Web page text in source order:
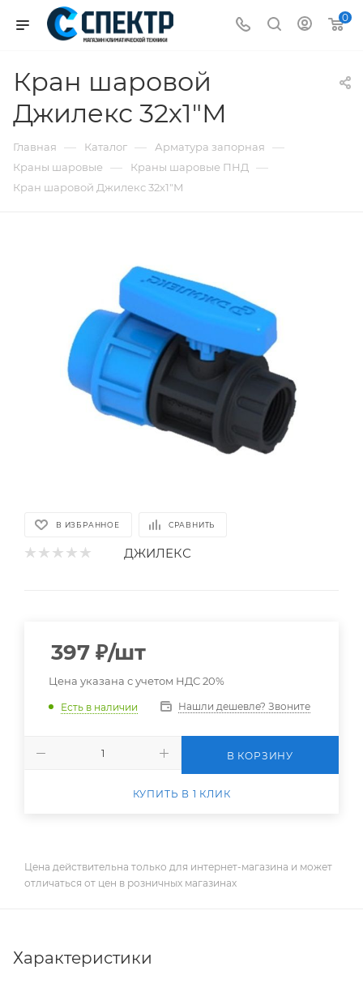
0
Кран шаровой
Джилекс 32х1"М
Главная — Каталог — Арматура запорная —
Краны шаровые — Краны шаровые ПНД —
Кран шаровой Джилекс 32х1"М
В ИЗБРАННОЕ СРАВНИТЬ
ДЖИЛЕКС
397 ₽/шт
Цена указана с учетом НДС 20%
Есть в наличии Нашли дешевле? Звоните
В КОРЗИНУ
КУПИТЬ В 1 КЛИК
Цена действительна только для интернет-магазина и может
отличаться от цен в розничных магазинах
Характеристики